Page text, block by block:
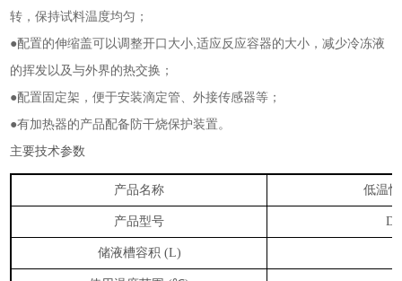
转，保持试料温度均匀；
●配置的伸缩盖可以调整开口大小 ,适应反应容器的大小，减少冷冻液
的挥发以及与外界的热交换；
●配置固定架，便于安装滴定管、外接传感器等；
●有加热器的产品配备防干烧保护装置。
主要技术参数
产品名称 低温
产品型号
储液槽容积 (L)